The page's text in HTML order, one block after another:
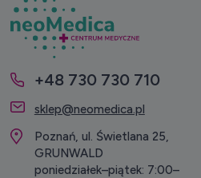
+48 730 730 710
sklep@neomedica.pl
Poznań, ul. Świetlana 25,
GRUNWALD
poniedziałek–piątek: 7:00–